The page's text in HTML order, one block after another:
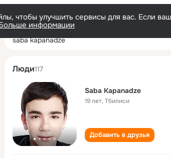
чтобы улучшить сервисы для вас. Если
информации
saba kapanadze
Люди117
Saba Kapanadze
19 лет,Тбилиси
Добавить в друзья